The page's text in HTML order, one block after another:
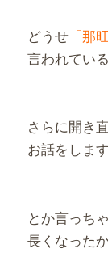
どうせ「那
言われている
さらに開き直
お話をしま
とか言っち
長くなった